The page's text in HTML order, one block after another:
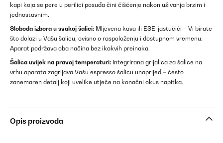
kapi koja se pere u perilici posuđa čini čišćenje nakon uživanja brzim i
jednostavnim.
Sloboda izbora u svakoj šalici: Mljevena kava ili ESE-jastučići – Vi birate
što dolazi u Vašu šalicu, ovisno o raspoloženju i dostupnom vremenu.
Aparat podržava oba načina bez ikakvih preinaka.
Šalica uvijek na pravoj temperaturi: Integrirana grijalica za šalice na
vrhu aparata zagrijava Vašu espresso šalicu unaprijed – često
zanemaren detalj koji uvelike utječe na konačni okus napitka.
Opis proizvoda